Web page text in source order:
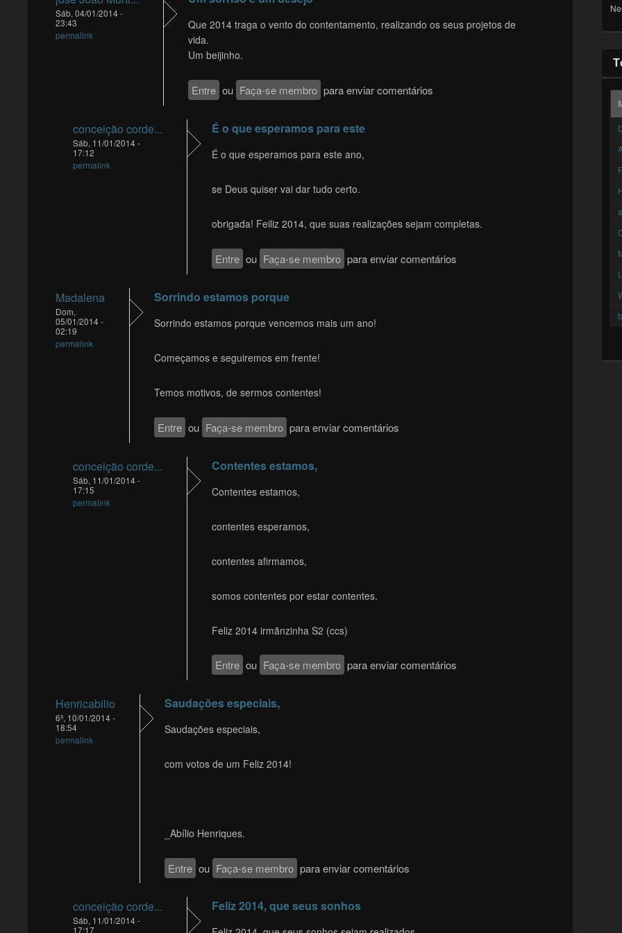
Sáb, 04/01/2014 -
23:43
permalink
Que 2014 traga o vento do contentamento, realizando os seus projetos de
vida.
Um beijinho.
Entre ou Faça-se membro para enviar comentários
conceição corde...
Sáb, 11/01/2014 -
17:12
permalink
É o que esperamos para este
É o que esperamos para este ano,
se Deus quiser vai dar tudo certo.
obrigada! Feiliz 2014, que suas realizações sejam completas.
Entre ou Faça-se membro para enviar comentários
Madalena
Dom,
05/01/2014 -
02:19
permalink
Sorrindo estamos porque
Sorrindo estamos porque vencemos mais um ano!
Começamos e seguiremos em frente!
Temos motivos, de sermos contentes!
Entre ou Faça-se membro para enviar comentários
conceição corde...
Sáb, 11/01/2014 -
17:15
permalink
Contentes estamos,
Contentes estamos,
contentes esperamos,
contentes afirmamos,
somos contentes por estar contentes.
Feliz 2014 irmãnzinha S2 (ccs)
Entre ou Faça-se membro para enviar comentários
Henricabilio
6ª, 10/01/2014 -
18:54
permalink
Saudações especiais,
Saudações especiais,
com votos de um Feliz 2014!
_Abílio Henriques.
Entre ou Faça-se membro para enviar comentários
conceição corde...
Sáb, 11/01/2014 -
17:17
Feliz 2014, que seus sonhos